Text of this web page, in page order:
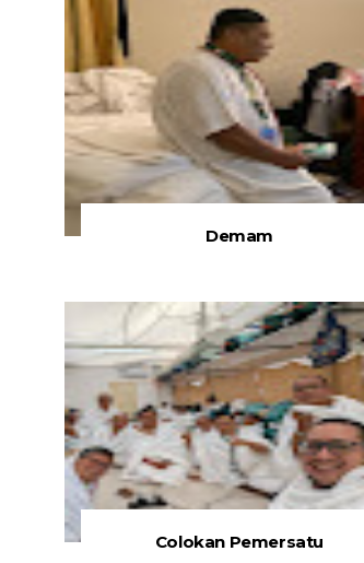
Demam
Colokan Pemersatu